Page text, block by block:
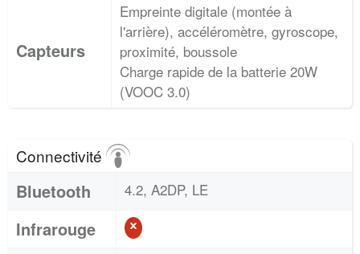
Capteurs
Empreinte digitale (montée à
l'arrière), accéléromètre, gyroscope,
proximité, boussole
Charge rapide de la batterie 20W
(VOOC 3.0)
Connectivité
Bluetooth 4.2, A2DP, LE
Infrarouge